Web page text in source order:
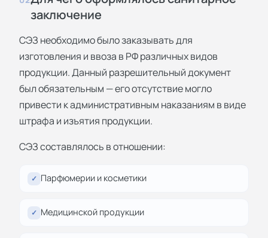
заключение
СЭЗ необходимо было заказывать для
изготовления и ввоза в РФ различных видов
продукции. Данный разрешительный документ
был обязательным — его отсутствие могло
привести к административным наказаниям в виде
штрафа и изъятия продукции.
СЭЗ составлялось в отношении:
✓ Парфюмерии и косметики
✓ Медицинской продукции